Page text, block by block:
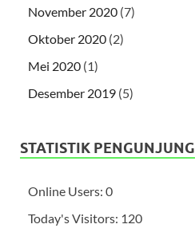
November 2020 (7)
Oktober 2020 (2)
Mei 2020 (1)
Desember 2019 (5)
STATISTIK PENGUNJUNG
Online Users: 0
Today's Visitors: 120